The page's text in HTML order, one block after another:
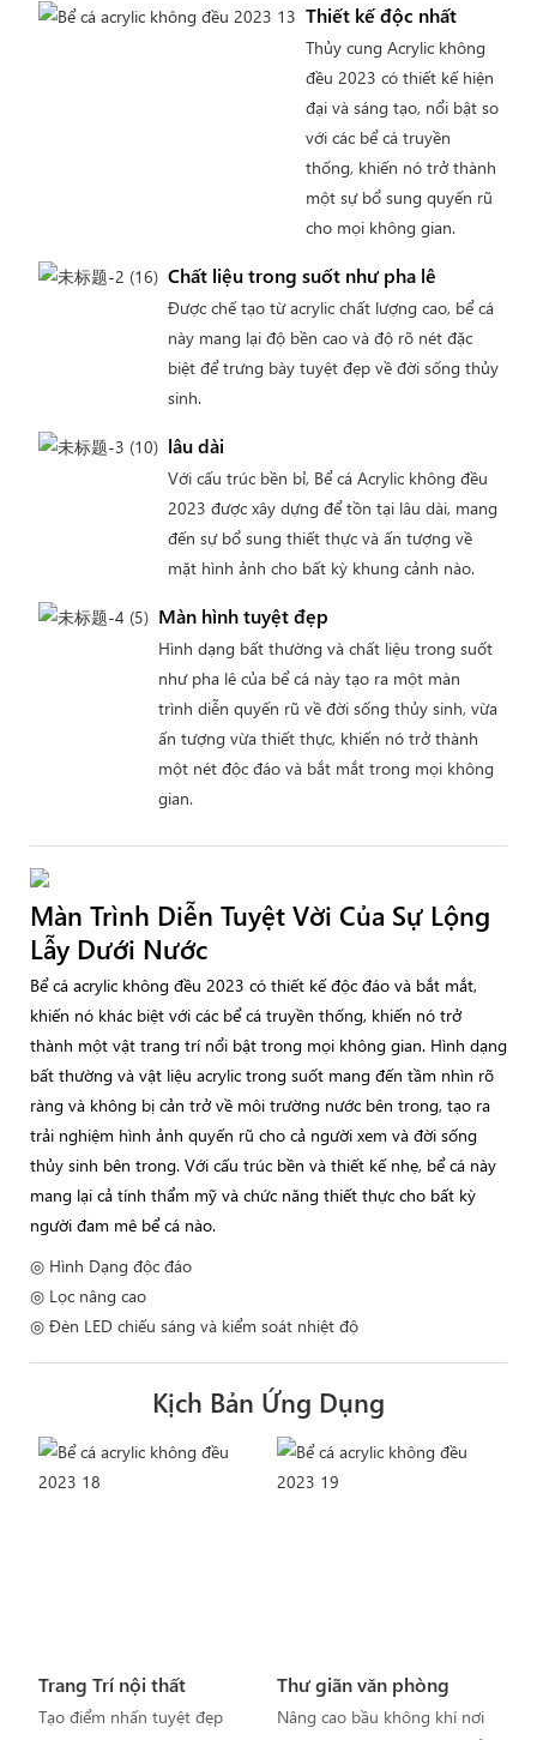
Thiết kế độc nhất
Thủy cung Acrylic không
đều 2023 có thiết kế hiện
đại và sáng tạo, nổi bật so
với các bể cá truyền
thống, khiến nó trở thành
một sự bổ sung quyến rũ
cho mọi không gian.
Chất liệu trong suốt như pha lê
Được chế tạo từ acrylic chất lượng cao, bể cá
này mang lại độ bền cao và độ rõ nét đặc
biệt để trưng bày tuyệt đẹp về đời sống thủy
sinh.
lâu dài
Với cấu trúc bền bỉ, Bể cá Acrylic không đều
2023 được xây dựng để tồn tại lâu dài, mang
đến sự bổ sung thiết thực và ấn tượng về
mặt hình ảnh cho bất kỳ khung cảnh nào.
Màn hình tuyệt đẹp
Hình dạng bất thường và chất liệu trong suốt
như pha lê của bể cá này tạo ra một màn
trình diễn quyến rũ về đời sống thủy sinh, vừa
ấn tượng vừa thiết thực, khiến nó trở thành
một nét độc đáo và bắt mắt trong mọi không
gian.
Màn Trình Diễn Tuyệt Vời Của Sự Lộng
Lẫy Dưới Nước
Bể cá acrylic không đều 2023 có thiết kế độc đáo và bắt mắt,
khiến nó khác biệt với các bể cá truyền thống, khiến nó trở
thành một vật trang trí nổi bật trong mọi không gian. Hình dạng
bất thường và vật liệu acrylic trong suốt mang đến tầm nhìn rõ
ràng và không bị cản trở về môi trường nước bên trong, tạo ra
trải nghiệm hình ảnh quyến rũ cho cả người xem và đời sống
thủy sinh bên trong. Với cấu trúc bền và thiết kế nhẹ, bể cá này
mang lại cả tính thẩm mỹ và chức năng thiết thực cho bất kỳ
người đam mê bể cá nào.
◎ Hình Dạng độc đáo
◎ Lọc nâng cao
◎ Đèn LED chiếu sáng và kiểm soát nhiệt độ
Kịch Bản Ứng Dụng
Trang Trí nội thất
Tạo điểm nhấn tuyệt đẹp
Thư giãn văn phòng
Nâng cao bầu không khí nơi